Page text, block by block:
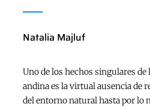
Natalia Majluf
Uno de los hechos singulares
andina es la virtual ausencia de
del entorno natural hasta por lo